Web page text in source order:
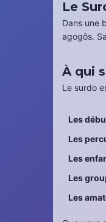
Le
Dans une
agogôs.
À qui
Le surdo
Les
Les
Les
Les
Les